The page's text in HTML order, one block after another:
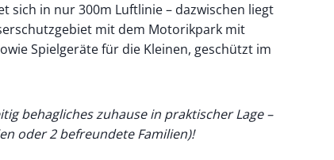
sich in nur 300m Luftlinie – dazwischen liegt
mit dem Motorikpark mit
Spielgeräte für die Kleinen, geschützt im
behagliches zuhause in praktischer Lage –
oder 2 befreundete Familien)!